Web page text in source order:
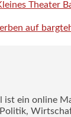
ist ein online